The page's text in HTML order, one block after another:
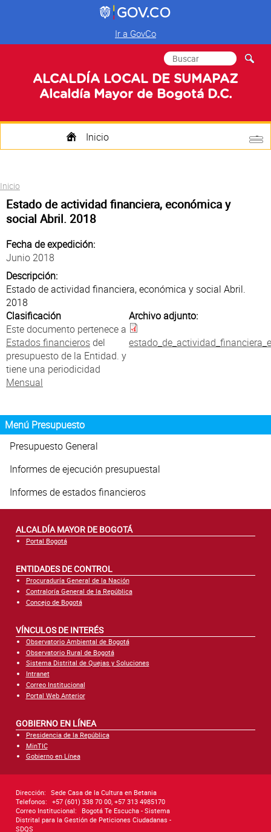
Ir a GovCo
ALCALDÍA LOCAL DE SUMAPAZ
Alcaldía Mayor de Bogotá D.C.
Formulario de
búsqueda
Buscar
Inicio
Mi Localidad
Participa
Usted está aquí
Inicio
Estado de actividad financiera, económica y
social Abril. 2018
Fecha de expedición:
Junio 2018
Descripción:
Estado de actividad financiera, económica y social Abril.
2018
Clasificación
Este documento pertenece a
Estados financierosdel
presupuesto de la Entidad. y
tiene una periodicidad
Mensual
Archivo adjunto:
Menú Presupuesto
Presupuesto General
Informes de ejecución presupuestal
Informes de estados financieros
ALCALDÍA MAYOR DE BOGOTÁ
Portal Bogotá
ENTIDADES DE CONTROL
Procuraduría General de la Nación
Contraloría General de la República
Concejo de Bogotá
VÍNCULOS DE INTERÉS
Observatorio Ambiental de Bogotá
Observatorio Rural de Bogotá
Sistema Distrital de Quejas y Soluciones
Intranet
Correo Institucional
Portal Web Anterior
GOBIERNO EN LÍNEA
Presidencia de la República
MinTIC
Gobierno en Línea
Dirección: Sede Casa de la Cultura en Betania
Telefonos: +57 (601) 338 70 00, +57 313 4985170
Correo Institucional:
Bogotá Te Escucha - Sistema
Distrital para la Gestión de Peticiones Ciudadanas -
SDQS